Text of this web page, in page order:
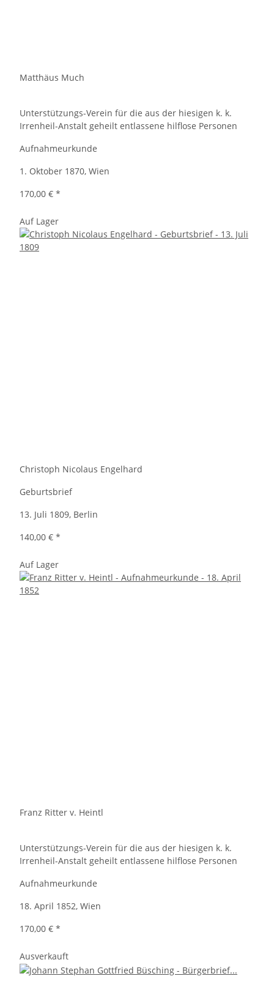
Matthäus Much
Unterstützungs-Verein für die aus der hiesigen k. k.
Irrenheil-Anstalt geheilt entlassene hilflose Personen
Aufnahmeurkunde
1. Oktober 1870, Wien
170,00 € *
Auf Lager
Christoph Nicolaus Engelhard
Geburtsbrief
13. Juli 1809, Berlin
140,00 € *
Auf Lager
Franz Ritter v. Heintl
Unterstützungs-Verein für die aus der hiesigen k. k.
Irrenheil-Anstalt geheilt entlassene hilflose Personen
Aufnahmeurkunde
18. April 1852, Wien
170,00 € *
Ausverkauft